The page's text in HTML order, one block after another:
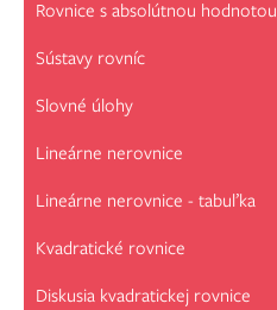
Rovnice s absolútnou hodnotou
Sústavy rovníc
Slovné úlohy
Lineárne nerovnice
Lineárne nerovnice - tabuľka
Kvadratické rovnice
Diskusia kvadratickej rovnice